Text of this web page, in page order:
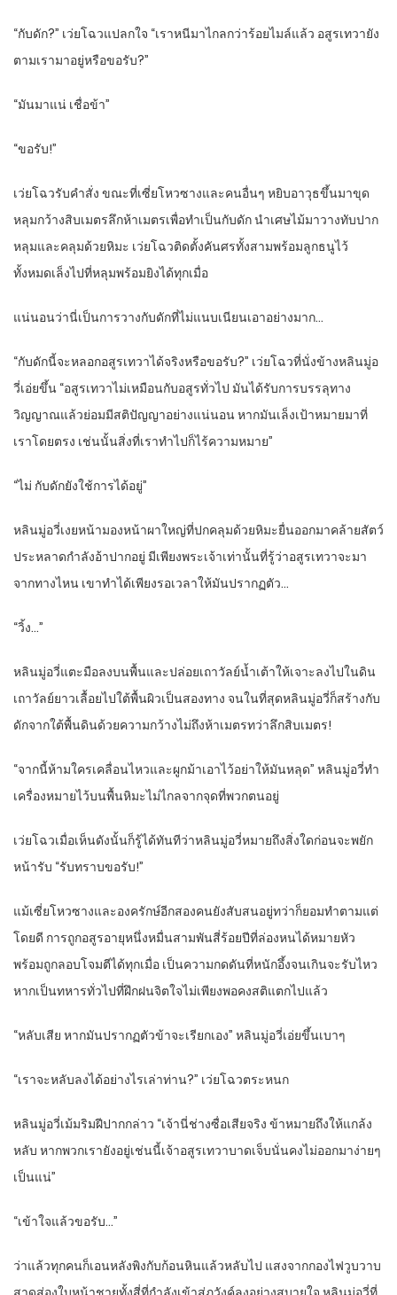
“กับดัก?” เว่ยโฉวแปลกใจ “เราหนีมาไกลกว่าร้อยไมล์แล้ว อสูรเทวายัง
ตามเรามาอยู่หรือขอรับ?”
“มันมาแน่ เชื่อข้า”
“ขอรับ!”
เว่ยโฉวรับคำสั่ง ขณะที่เซี่ยโหวซางและคนอื่นๆ หยิบอาวุธขึ้นมาขุด
หลุมกว้างสิบเมตรลึกห้าเมตรเพื่อทำเป็นกับดัก นำเศษไม้มาวางทับปาก
หลุมและคลุมด้วยหิมะ เว่ยโฉวติดตั้งคันศรทั้งสามพร้อมลูกธนูไว้
ทั้งหมดเล็งไปที่หลุมพร้อมยิงได้ทุกเมื่อ
แน่นอนว่านี่เป็นการวางกับดักที่ไม่แนบเนียนเอาอย่างมาก…
“กับดักนี้จะหลอกอสูรเทวาได้จริงหรือขอรับ?” เว่ยโฉวที่นั่งข้างหลินมู่อ
วี่เอ่ยขึ้น “อสูรเทวาไม่เหมือนกับอสูรทั่วไป มันได้รับการบรรลุทาง
วิญญาณแล้วย่อมมีสติปัญญาอย่างแน่นอน หากมันเล็งเป้าหมายมาที่
เราโดยตรง เช่นนั้นสิ่งที่เราทำไปก็ไร้ความหมาย”
“ไม่ กับดักยังใช้การได้อยู่”
หลินมู่อวี่เงยหน้ามองหน้าผาใหญ่ที่ปกคลุมด้วยหิมะยื่นออกมาคล้ายสัตว์
ประหลาดกำลังอ้าปากอยู่ มีเพียงพระเจ้าเท่านั้นที่รู้ว่าอสูรเทวาจะมา
จากทางไหน เขาทำได้เพียงรอเวลาให้มันปรากฏตัว…
“วิ้ง…”
หลินมู่อวี่แตะมือลงบนพื้นและปล่อยเถาวัลย์น้ำเต้าให้เจาะลงไปในดิน
เถาวัลย์ยาวเลื้อยไปใต้พื้นผิวเป็นสองทาง จนในที่สุดหลินมู่อวี่ก็สร้างกับ
ดักจากใต้พื้นดินด้วยความกว้างไม่ถึงห้าเมตรทว่าลึกสิบเมตร!
“จากนี้ห้ามใครเคลื่อนไหวและผูกม้าเอาไว้อย่าให้มันหลุด” หลินมู่อวี่ทำ
เครื่องหมายไว้บนพื้นหิมะไม่ไกลจากจุดที่พวกตนอยู่
เว่ยโฉวเมื่อเห็นดังนั้นก็รู้ได้ทันทีว่าหลินมู่อวี่หมายถึงสิ่งใดก่อนจะพยัก
หน้ารับ “รับทราบขอรับ!”
แม้เซี่ยโหวซางและองครักษ์อีกสองคนยังสับสนอยู่ทว่าก็ยอมทำตามแต่
โดยดี การถูกอสูรอายุหนึ่งหมื่นสามพันสี่ร้อยปีที่ล่องหนได้หมายหัว
พร้อมถูกลอบโจมตีได้ทุกเมื่อ เป็นความกดดันที่หนักอึ้งจนเกินจะรับไหว
หากเป็นทหารทั่วไปที่ฝึกฝนจิตใจไม่เพียงพอคงสติแตกไปแล้ว
“หลับเสีย หากมันปรากฏตัวข้าจะเรียกเอง” หลินมู่อวี่เอ่ยขึ้นเบาๆ
“เราจะหลับลงได้อย่างไรเล่าท่าน?” เว่ยโฉวตระหนก
หลินมู่อวี่เม้มริมฝีปากกล่าว “เจ้านี่ช่างซื่อเสียจริง ข้าหมายถึงให้แกล้ง
หลับ หากพวกเรายังอยู่เช่นนี้เจ้าอสูรเทวาบาดเจ็บนั่นคงไม่ออกมาง่ายๆ
เป็นแน่”
“เข้าใจแล้วขอรับ…”
ว่าแล้วทุกคนก็เอนหลังพิงกับก้อนหินแล้วหลับไป แสงจากกองไฟวูบวาบ